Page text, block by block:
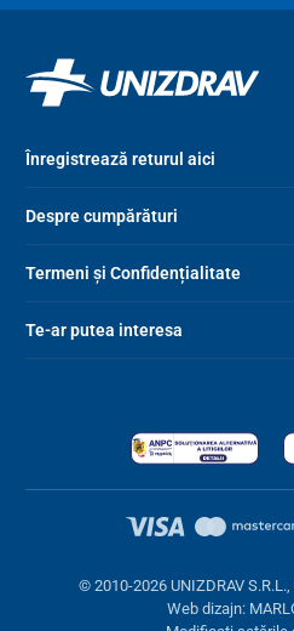
Înregistrează returul aici
Despre cumpărături
Termeni și Confidențialitate
Te-ar putea interesa
© 2010-2026 UNIZDRAV
Web dizajn: